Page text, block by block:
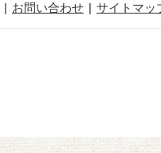
お問い合わせ サイトマッ